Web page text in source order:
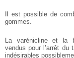
Il est possible de
gommes.
La varénicline et la
vendus pour l’arrêt
indésirables